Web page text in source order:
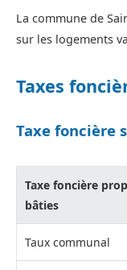
La commune de
sur les logements
Taxes
Taxe foncière
Taxe foncière
bâties
Taux communal